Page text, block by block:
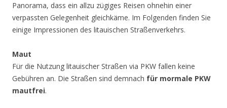
Panorama, dass ein allzu zügiges Reisen ohnehin einer
verpassten Gelegenheit gleichkäme. Im Folgenden finden Sie
einige Impressionen des litauischen Straßenverkehrs.
Maut
Für die Nutzung litauischer Straßen via PKW fallen keine
Gebühren an. Die Straßen sind demnach für mormale PKW
mautfrei.